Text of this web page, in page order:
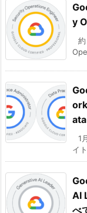
y
1
イ
AI
べ